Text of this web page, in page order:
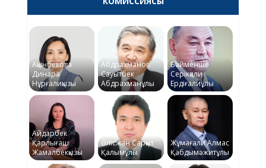
Ақынбекова
Динара
Нұрғалиқызы
Абдрахманов
Сауытбек
Абдрахманұлы
Байменше
Серікқали
Ердіғалиұлы
Айдарбек
Қарлығаш
Жамалбекқызы
Әлісжан Сарқыт
Қалымұлы
Жұмағали Алмас
Қабдымәжитұлы